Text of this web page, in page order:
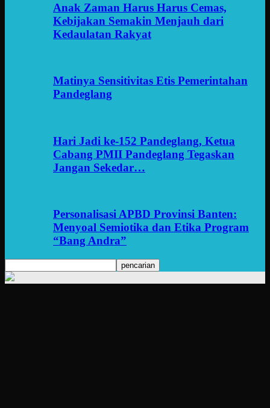
Anak Zaman Harus Harus Cemas,
Kebijakan Semakin Menjauh dari
Kedaulatan Rakyat
Matinya Sensitivitas Etis Pemerintahan
Pandeglang
Hari Jadi ke-152 Pandeglang, Ketua
Cabang PMII Pandeglang Tegaskan
Jangan Sekedar…
Personalisasi APBD Provinsi Banten:
Menyoal Semiotika dan Etika Program
“Bang Andra”